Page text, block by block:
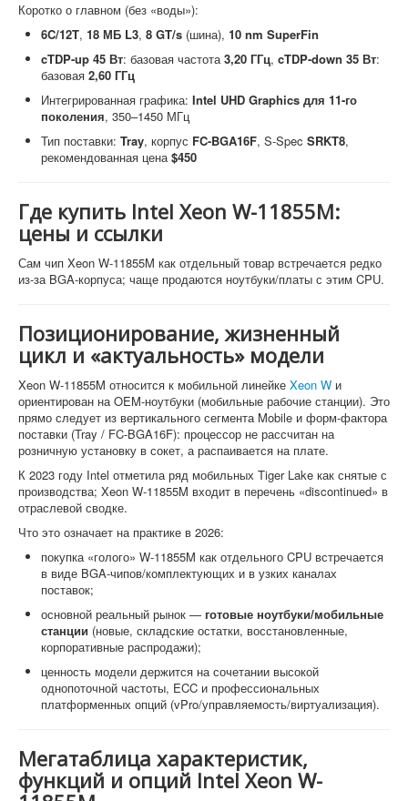
Коротко о главном (без «воды»):
6C/12T, 18 МБ L3, 8 GT/s (шина), 10 nm SuperFin
cTDP-up 45 Вт: базовая частота3,20 ГГц, cTDP-down 35 Вт:
базовая 2,60 ГГц
Интегрированная графика: Intel UHD Graphics для 11-го
поколения, 350–1450 МГц
Тип поставки: Tray, корпус FC-BGA16F, S-Spec SRKT8,
рекомендованная цена$450
Где купить Intel Xeon W-11855M:
цены и ссылки
Сам чип Xeon W-11855M как отдельный товар встречается редко
из-за BGA-корпуса; чаще продаются ноутбуки/платы с этим CPU.
Позиционирование, жизненный
цикл и «актуальность» модели
Xeon W-11855M относится к мобильной линейке Xeon W и
ориентирован на OEM-ноутбуки (мобильные рабочие станции). Это
прямо следует из вертикального сегмента Mobile и форм-фактора
поставки (Tray / FC-BGA16F): процессор не рассчитан на
розничную установку в сокет, а распаивается на плате.
К 2023 году Intel отметила ряд мобильных Tiger Lake как снятые с
производства; Xeon W-11855M входит в перечень «discontinued» в
отраслевой сводке.
Что это означает на практике в 2026:
покупка «голого» W-11855M как отдельного CPU встречается
в виде BGA-чипов/комплектующих и в узких каналах
поставок;
основной реальный рынок — готовые ноутбуки/мобильные
станции (новые, складские остатки, восстановленные,
корпоративные распродажи);
ценность модели держится на сочетании высокой
однопоточной частоты, ECC и профессиональных
платформенных опций (vPro/управляемость/виртуализация).
Мегатаблица характеристик,
функций и опций Intel Xeon W-